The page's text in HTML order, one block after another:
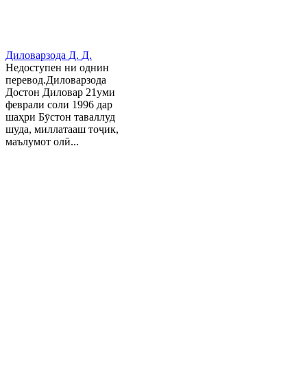
Диловарзода Д. Д.
Недоступен ни однин
перевод.Диловарзода
Достон Диловар 21уми
феврали соли 1996 дар
шаҳри Бӯстон таваллуд
шуда, миллатааш тоҷик,
маълумот олӣ...